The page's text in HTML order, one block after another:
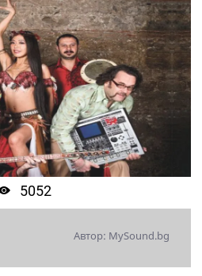
5052
Автор: MySound.bg